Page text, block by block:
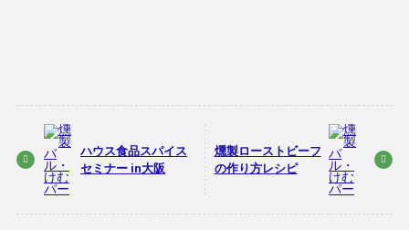
ハウス食品スパイス
セミナー in大阪
燻製ローストビーフ
の作り方レシピ